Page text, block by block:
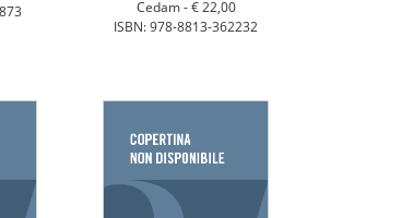
Cedam -€ 22,00
ISBN: 978-8813-362232